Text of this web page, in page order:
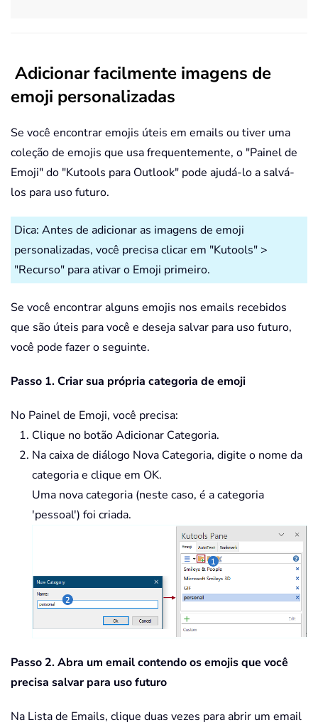
Adicionar facilmente imagens de
emoji personalizadas
Se você encontrar emojis úteis em emails ou tiver uma
coleção de emojis que usa frequentemente, o "Painel de
Emoji" do "Kutools para Outlook" pode ajudá-lo a salvá-
los para uso futuro.
Dica: Antes de adicionar as imagens de emoji
personalizadas, você precisa clicar em "Kutools" >
"Recurso" para ativar o Emoji primeiro.
Se você encontrar alguns emojis nos emails recebidos
que são úteis para você e deseja salvar para uso futuro,
você pode fazer o seguinte.
Passo 1. Criar sua própria categoria de emoji
No Painel de Emoji, você precisa:
Clique no botão Adicionar Categoria.
Na caixa de diálogo Nova Categoria, digite o nome da
categoria e clique em OK.
Uma nova categoria (neste caso, é a categoria
'pessoal') foi criada.
Passo 2. Abra um email contendo os emojis que você
precisa salvar para uso futuro
Na Lista de Emails, clique duas vezes para abrir um email